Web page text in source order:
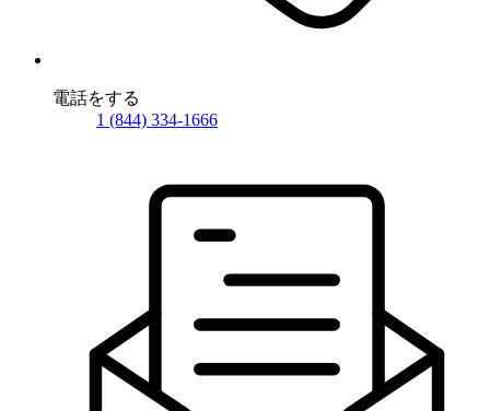
電話をする
1 (844) 334-1666